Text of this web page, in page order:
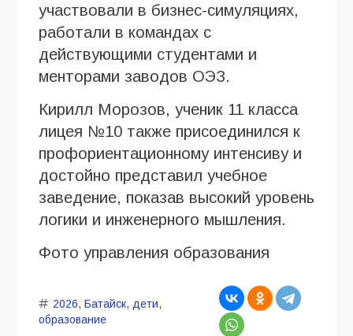
участвовали в бизнес-симуляциях,
работали в командах с
действующими студентами и
менторами заводов ОЭЗ.
Кирилл Морозов, ученик 11 класса
лицея №10 также присоединился к
профориентационному интенсиву и
достойно представил учебное
заведение, показав высокий уровень
логики и инженерного мышления.
Фото управления образования
2026, Батайск, дети,
образование